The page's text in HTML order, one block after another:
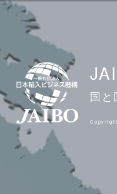
国と